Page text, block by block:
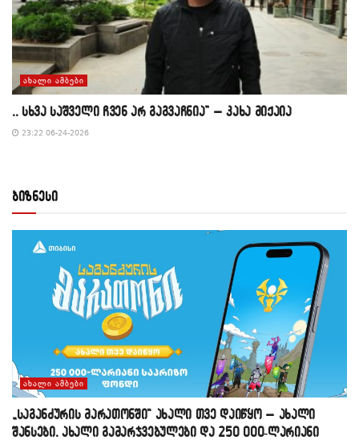
ᲐᲮᲐᲚᲘ ᲐᲛᲑᲔᲑᲘ
,, სხვა საშველი ჩვენ არ გაგვაჩნია” – კახა მიქაია
23:22 06-24-2026
ბიზნესი
ᲐᲮᲐᲚᲘ ᲐᲛᲑᲔᲑᲘ
„საგანძურის მარათონში“ ახალი თვე დაიწყო – ახალი
შანსები, ახალი გამარჯვებულები და 250 000-ლარიანი